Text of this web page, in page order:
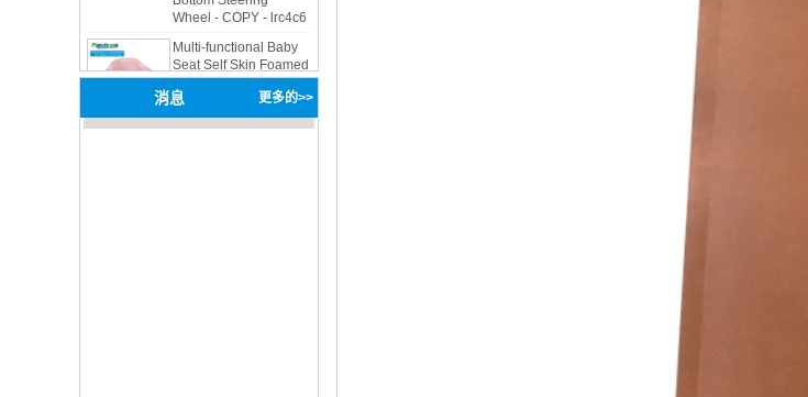
Multi-functional Baby
Seat Self Skin Foamed
Portable The Baby
Floor Seat - COPY -
teg2uo
Hot sale Custom Baby
消息 更多的>>